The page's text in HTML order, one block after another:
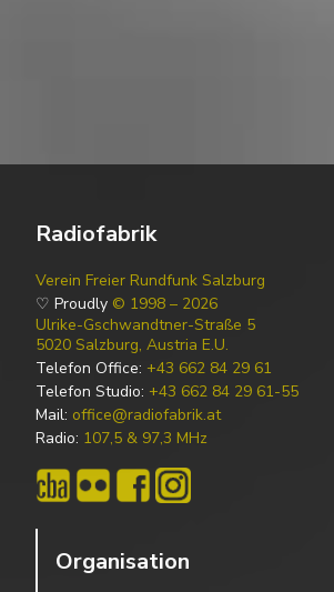
Radiofabrik
Verein Freier Rundfunk Salzburg
♡ Proudly © 1998 – 2026
Ulrike-Gschwandtner-Straße 5
5020 Salzburg, Austria E.U.
Telefon Office: +43 662 84 29 61
Telefon Studio: +43 662 84 29 61-55
Mail: office@radiofabrik.at
Radio: 107,5 & 97,3 MHz
Organisation